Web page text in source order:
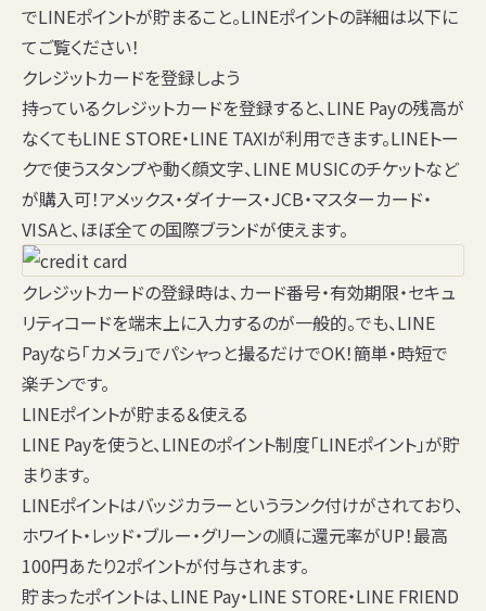
でLINEポイントが貯まること。LINEポイントの詳細は以下に
てご覧ください！
クレジットカードを登録しよう
持っているクレジットカードを登録すると、LINE Payの残高が
なくてもLINE STORE・LINE TAXIが利用できます。LINEトー
クで使うスタンプや動く顔文字、LINE MUSICのチケットなど
が購入可！アメックス・ダイナース・JCB・マスターカード・
VISAと、ほぼ全ての国際ブランドが使えます。
クレジットカードの登録時は、カード番号・有効期限・セキュ
リティコードを端末上に入力するのが一般的。でも、LINE
Payなら「カメラ」でパシャっと撮るだけでOK！簡単・時短で
楽チンです。
LINEポイントが貯まる＆使える
LINE Payを使うと、LINEのポイント制度「LINEポイント」が貯
まります。
LINEポイントはバッジカラーというランク付けがされており、
ホワイト・レッド・ブルー・グリーンの順に還元率がUP！最高
100円あたり2ポイントが付与されます。
貯まったポイントは、LINE Pay・LINE STORE・LINE FRIEND